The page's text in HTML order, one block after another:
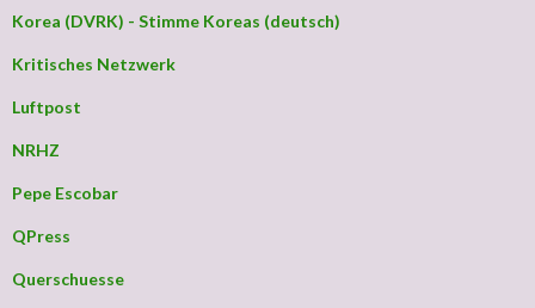
Korea (DVRK) - Stimme Koreas (deutsch)
Kritisches Netzwerk
Luftpost
NRHZ
Pepe Escobar
QPress
Querschuesse